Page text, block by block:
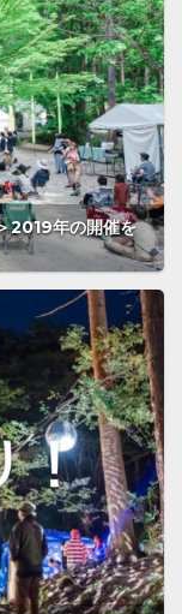
2019年の開催を